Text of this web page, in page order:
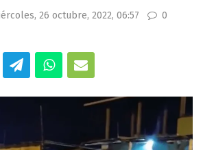
26 octubre, 2022, 06:57
0